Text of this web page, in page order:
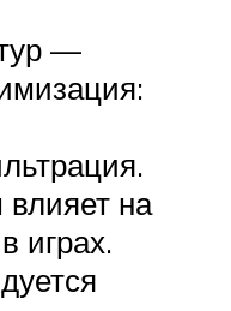
—
на
играх.